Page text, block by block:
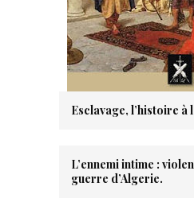
Esclavage, l’histoire à
L’ennemi intime :
guerre d’Algerie.